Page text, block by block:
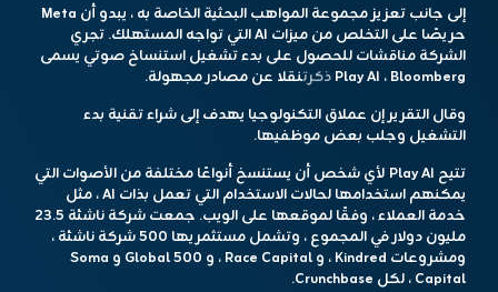
إلى جانب تعزيز مجموعة المواهب البحثية الخاصة به ، يبدو أن Meta
حريصًا على التخلص من ميزات AI التي تواجه المستهلك. تجري
الشركة مناقشات للحصول على بدء تشغيل استنساخ صوتي يسمى
Play AI ، Bloombergذكرتنقلا عن مصادر مجهولة.
وقال التقرير إن عملاق التكنولوجيا يهدف إلى شراء تقنية بدء
التشغيل وجلب بعض موظفيها.
تتيح Play AI لأي شخص أن يستنسخ أنواعًا مختلفة من الأصوات التي
يمكنهم استخدامها لحالات الاستخدام التي تعمل بذات AI ، مثل
خدمة العملاء ، وفقًا لموقعها على الويب. جمعت شركة ناشئة 23.5
مليون دولار في المجموع ، وتشمل مستثمريها 500 شركة ناشئة ،
ومشروعات Kindred ، و Race Capital ، و 500 Global و Soma
Capital ، لكل Crunchbase.